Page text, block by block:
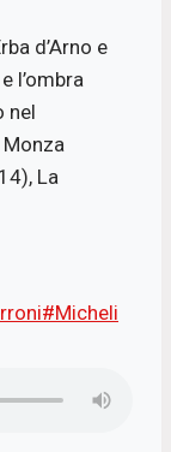
d’Arno e
l’ombra
nel
La
#Micheli